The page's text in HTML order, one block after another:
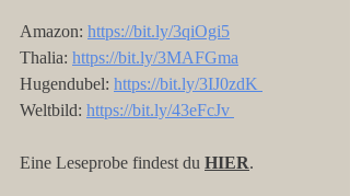
Amazon: https://bit.ly/3qiOgi5
Thalia: https://bit.ly/3MAFGma
Hugendubel: https://bit.ly/3IJ0zdK
Weltbild: https://bit.ly/43eFcJv
Eine Leseprobe findest du HIER.